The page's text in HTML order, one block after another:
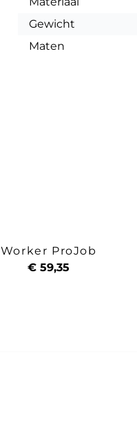
Gewicht
Maten
Worker ProJob
€ 59,35